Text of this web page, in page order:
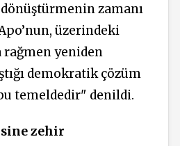
zamanı
üzerindeki
yeniden
demokratik çözüm
bu temeldedir" denildi.
zehir